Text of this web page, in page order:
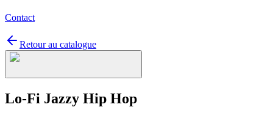
Contact
Retour au catalogue
Lo-Fi Jazzy Hip Hop